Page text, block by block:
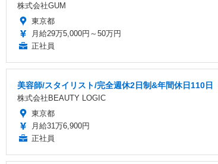
株式会社GUM
東京都
月給29万5,000円～50万円
正社員
美容師/スタイリスト/完全週休2日制&年間休日110日
株式会社BEAUTY LOGIC
東京都
月給31万6,900円
正社員